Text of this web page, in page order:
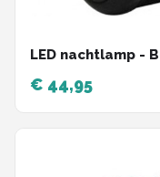
LED nachtlamp -
€ 44,95